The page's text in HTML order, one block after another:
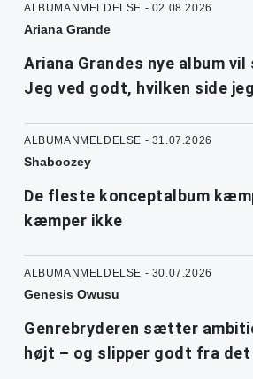
ALBUMANMELDELSE - 02.08.2026
Ariana Grande
Ariana Grandes nye album
Jeg ved godt, hvilken side
ALBUMANMELDELSE - 31.07.2026
Shaboozey
De fleste konceptalbum
kæmper ikke
ALBUMANMELDELSE - 30.07.2026
Genesis Owusu
Genrebryderen sætter
højt – og slipper godt fra det